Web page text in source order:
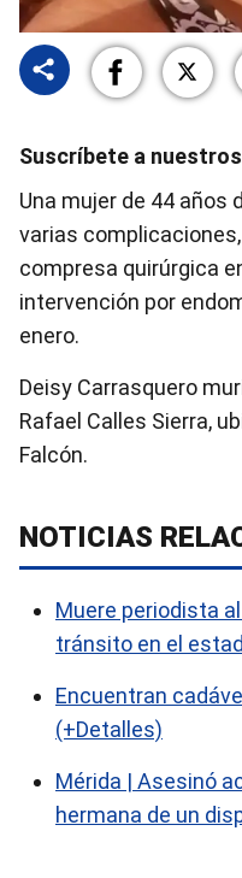
Suscríbete a
Una mujer de 44
varias
compresa quirúrgica
intervención por
enero.
Deisy Carrasquero
Rafael Calles Sierra,
Falcón.
NOTICIAS
Muere periodista
tránsito en el
Encuentran
(+Detalles)
Mérida | Asesinó
hermana de un